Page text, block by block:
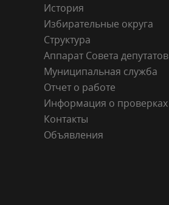
История
Избирательные округа
Структура
Аппарат Совета депутатов
Муниципальная служба
Отчет о работе
Информация о проверках
Контакты
Объявления